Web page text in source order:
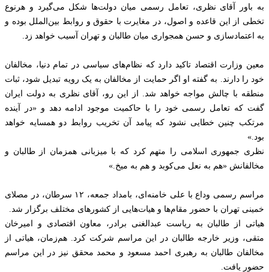
به باور آقای نظری، تعامل رسمی میان دولت‌ها شکل می‌گیرد و هرنوع
تخطی از این قاعده و اصول، در مغایرت با حقوق و روابط بین‌الملل بوده و
به اعتمادسازی و حسن همجواری میان طالبان و تهران آسیب خواهد زد.
معین وزارت اقتصاد تاکید دارد که نظام‌های سیاسی در تمام دنیا، مخالفان
خود را دارند. به گفته او اگر حمایت از مخالفان به یک رویه تبدیل شود، ثبات
منطقه با چالش مواجه خواهد شد. از این رو، آقای نظری به دولت ایران
گفت که تعامل رسمی خود را با حاکمیت موجود ادامه دهد و «در آینده
مرتکب چنین خطایی نشود که پیامد آن تخریب روابط دو همسایه خواهد
بود.»
نظری جمهوری اسلامی را متهم کرد که با میزبانی همزمان از طالبان و
مخالفانش «هم به نعل می‌کوبد و هم به میخ.»
مراسم رسمی وداع با علی خامنه‌ای، بامداد جمعه، ۱۲ سرطان، در مصلای
خمینی تهران با حضور مقام‌ها و هیات‌هایی از کشورهای مختلف برگزار شد.
هیاتی از طالبان به ریاست عبدالغنی برادر، معاون اقتصادی و امیرخان
متقی، وزیر خارجه طالبان در این مراسم شرکت کرد. هم‌زمان، هیاتی از
مخالفان طالبان به رهبری احمد مسعود و محمد محقق نیز در این مراسم
حضور یافت.